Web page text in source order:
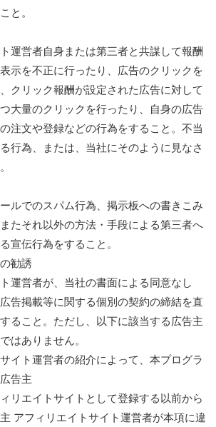
と。
運営者自身または第三者と共謀して報酬
示を不正に行ったり、広告のクリックを
クリック報酬が設定された広告に対して
大量のクリックを行ったり、自身の広告
注文や登録などの行為をすること。不当
行為、または、当社にそのように見なさ
ルでのスパム行為、掲示板への書きこみ
たそれ以外の方法・手段による第三者へ
宣伝行為をすること。
勧誘
運営者が、当社の書面による同意なし
告掲載等に関する個別の契約の締結を直
ること。ただし、以下に該当する広告主
はありません。
イト運営者の紹介によって、本プログラ
告主
リエイトサイトとして登録する以前から
アフィリエイトサイト運営者が本項に違